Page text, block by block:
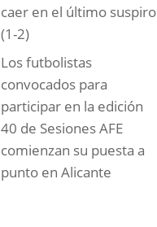
caer en el último suspiro
(1-2)
Los futbolistas
convocados para
participar en la edición
40 de Sesiones AFE
comienzan su puesta a
punto en Alicante